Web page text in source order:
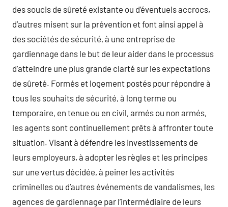
des soucis de sûreté existante ou d’éventuels accrocs,
d’autres misent sur la prévention et font ainsi appel à
des sociétés de sécurité, à une entreprise de
gardiennage dans le but de leur aider dans le processus
d’atteindre une plus grande clarté sur les expectations
de sûreté. Formés et logement postés pour répondre à
tous les souhaits de sécurité, à long terme ou
temporaire, en tenue ou en civil, armés ou non armés,
les agents sont continuellement prêts à affronter toute
situation. Visant à défendre les investissements de
leurs employeurs, à adopter les règles et les principes
sur une vertus décidée, à peiner les activités
criminelles ou d’autres événements de vandalismes, les
agences de gardiennage par l’intermédiaire de leurs